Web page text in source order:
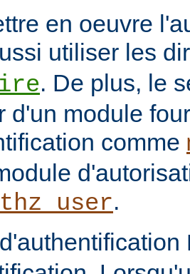
en oeuvre
utiliser les
. De plus, le
d'un module
comme
.